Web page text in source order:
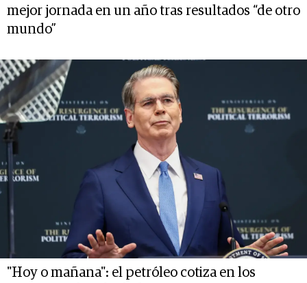
mejor jornada en un año tras resultados “de otro
mundo”
"Hoy o mañana": el petróleo cotiza en los